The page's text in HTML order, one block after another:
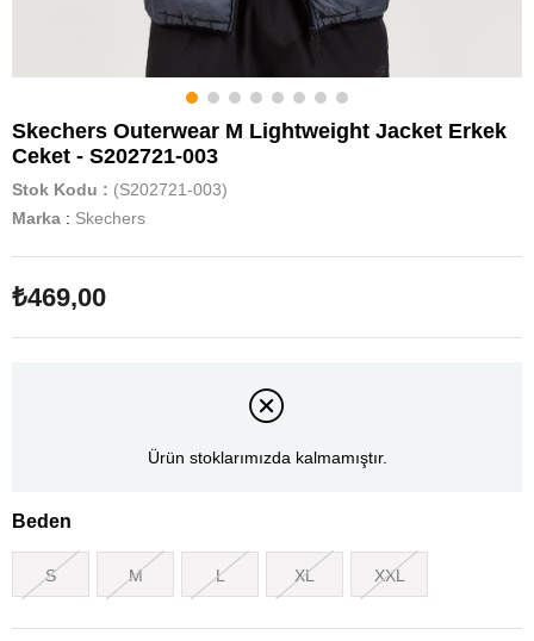
Skechers Outerwear M Lightweight Jacket Erkek
Ceket - S202721-003
Stok Kodu
(S202721-003)
Marka : Skechers
₺469,00
Ürün stoklarımızda kalmamıştır.
Beden
S M L XL XXL